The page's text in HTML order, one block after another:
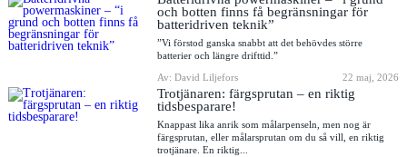
och botten finns få begränsningar för
batteridriven teknik”
”Vi förstod ganska snabbt att det behövdes större
batterier och längre drifttid.”
Av: David Liljefors
22 maj, 2026
Trotjänaren: färgsprutan – en riktig
tidsbesparare!
Knappast lika anrik som målarpenseln, men nog är
färgsprutan, eller målarsprutan om du så vill, en riktig
trotjänare. En riktig...